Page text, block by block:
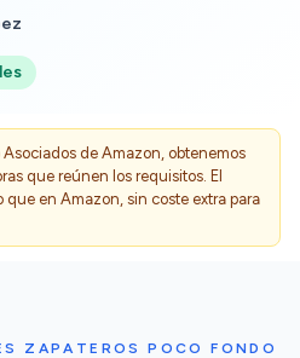
Asociados de Amazon, obtenemos
que reúnen los requisitos. El
que en Amazon, sin coste extra para
ZAPATEROS POCO FONDO